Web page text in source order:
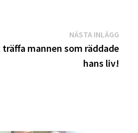
NÄSTA INLÄGG
mannen som räddade
hans liv!